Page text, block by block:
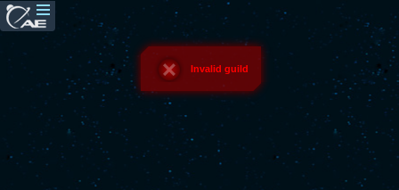
Invalid guild